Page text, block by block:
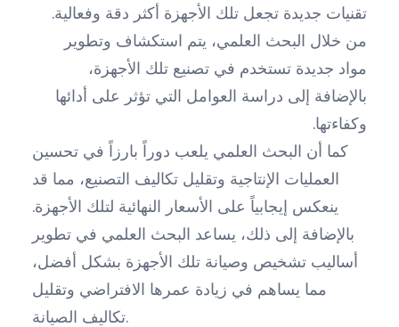
تقنيات جديدة تجعل تلك الأجهزة أكثر دقة وفعالية.
من خلال البحث العلمي، يتم استكشاف وتطوير
مواد جديدة تستخدم في تصنيع تلك الأجهزة،
بالإضافة إلى دراسة العوامل التي تؤثر على أدائها
وكفاءتها.
كما أن البحث العلمي يلعب دوراً بارزاً في تحسين
العمليات الإنتاجية وتقليل تكاليف التصنيع، مما قد
ينعكس إيجابياً على الأسعار النهائية لتلك الأجهزة.
بالإضافة إلى ذلك، يساعد البحث العلمي في تطوير
أساليب تشخيص وصيانة تلك الأجهزة بشكل أفضل،
مما يساهم في زيادة عمرها الافتراضي وتقليل
تكاليف الصيانة.